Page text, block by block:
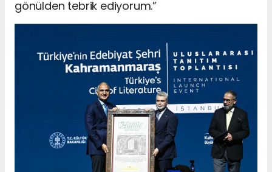
gönülden tebrik ediyorum.”